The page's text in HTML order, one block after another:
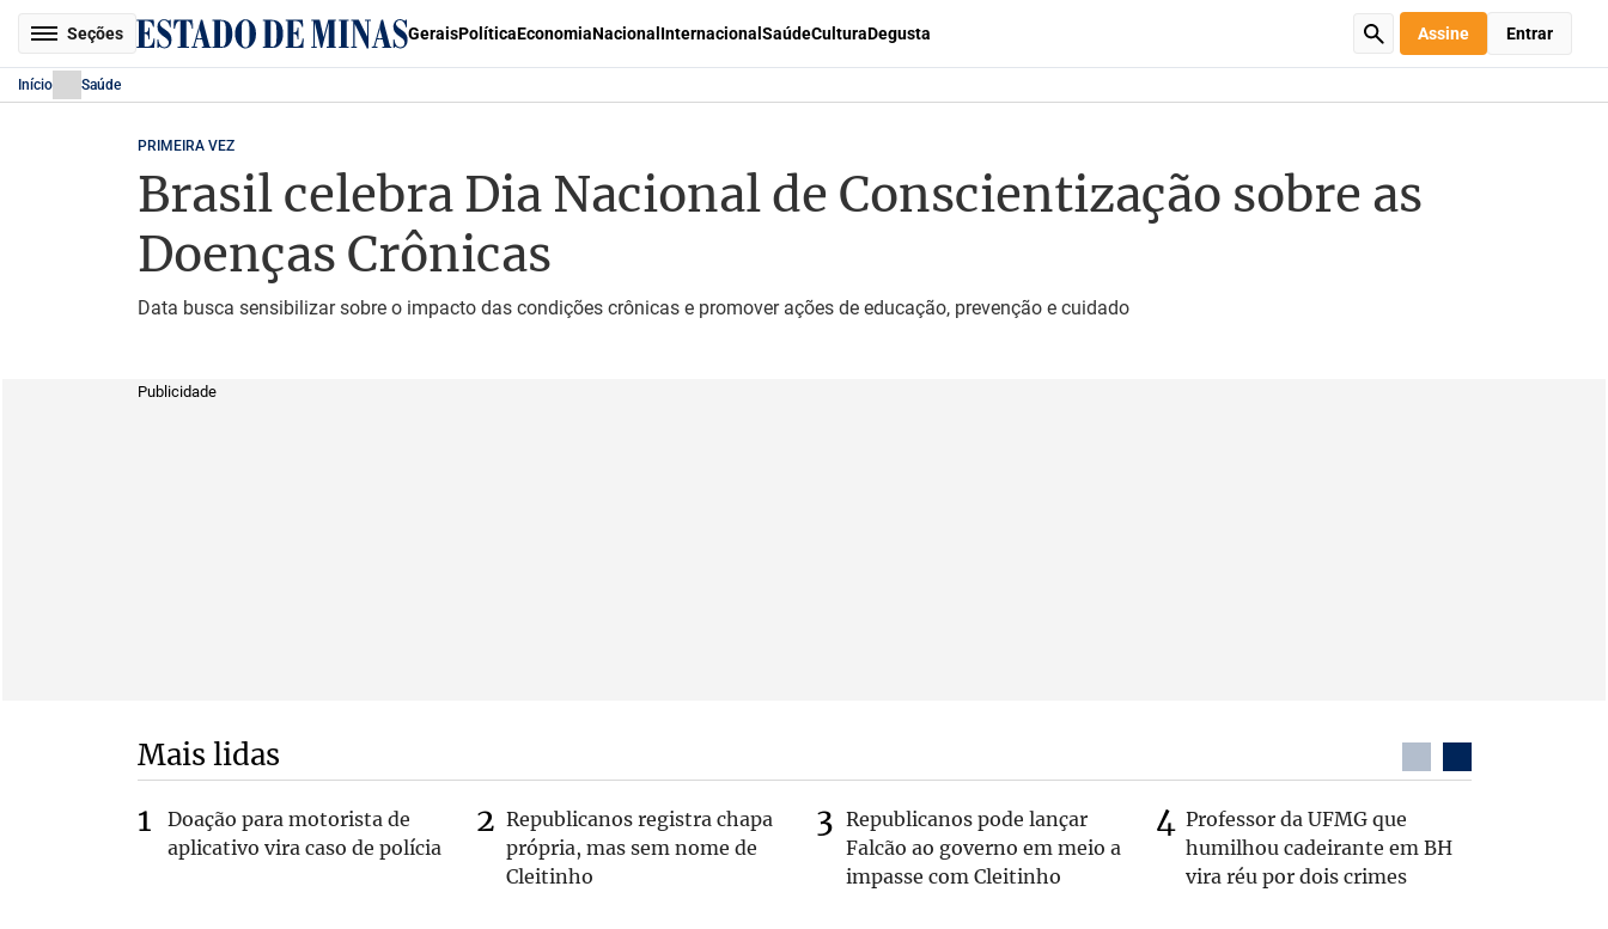
Seções GeraisPolíticaEconomiaNacional Internacional SaúdeCulturaDegusta Assine Entrar
Início Saúde
PRIMEIRA VEZ
Brasil celebra Dia Nacional de Conscientização sobre as
Doenças Crônicas
Data busca sensibilizar sobre o impacto das condições crônicas e promover ações de educação, prevenção e cuidado
Publicidade
Mais lidas
Doação para motorista de
aplicativo vira caso de polícia
Republicanos registra chapa
própria, mas sem nome de
Cleitinho
Republicanos pode lançar
Falcão ao governo em meio a
impasse com Cleitinho
Professor da UFMG que
humilhou cadeirante em BH
vira réu por dois crimes